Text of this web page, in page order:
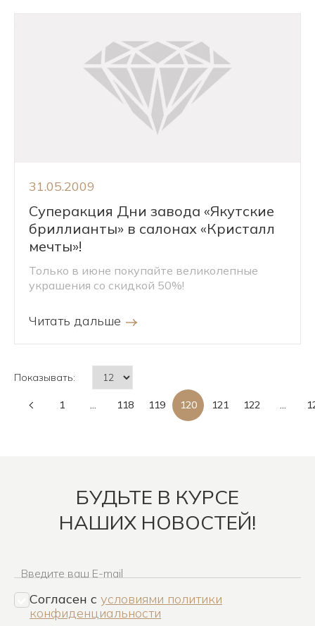
31.05.2009
Суперакция Дни завода «Якутские
бриллианты» в салонах «Кристалл
мечты»!
Только в июне покупайте великолепные
украшения со скидкой 50%!
Читать дальше
Показывать:
1 ... 118 119 120 121 122 ...
БУДЬТЕ В КУРСЕ
НАШИХ НОВОСТЕЙ!
Введите ваш E-mail
Согласен c условиями политики
конфиденциальности